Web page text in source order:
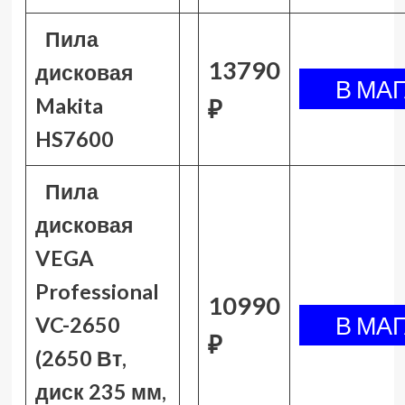
Пила
дисковая
Makita
HS7600
13790
₽
Пила
дисковая
VEGA
Professional
VC-2650
(2650 Вт,
диск 235 мм,
10990
₽